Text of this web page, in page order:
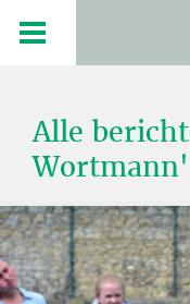
Alle
Wortmann'